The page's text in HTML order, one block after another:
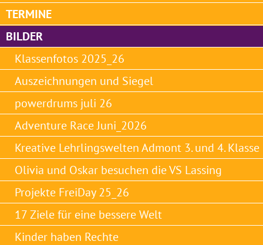
TERMINE
BILDER
Klassenfotos 2025_26
Auszeichnungen und Siegel
powerdrums juli 26
Adventure Race Juni_2026
Kreative Lehrlingswelten Admont 3. und 4. Klasse
Olivia und Oskar besuchen die VS Lassing
Projekte FreiDay 25_26
17 Ziele für eine bessere Welt
Kinder haben Rechte